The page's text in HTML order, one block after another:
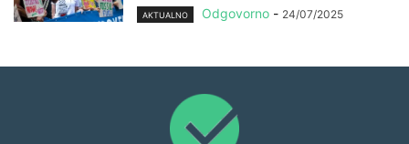
AKTUALNO Odgovorno - 24/07/2025